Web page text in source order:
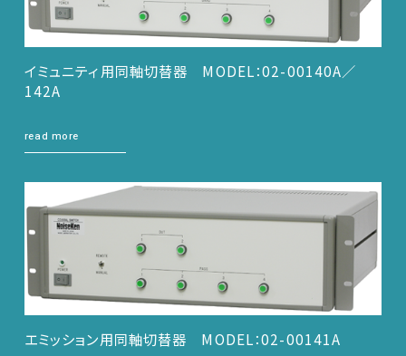
イミュニティ用同軸切替器 MODEL：02-00140A／
142A
read more
エミッション用同軸切替器 MODEL：02-00141A